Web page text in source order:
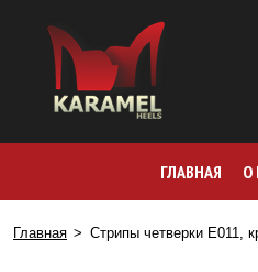
ГЛАВНАЯ О
Главная Стрипы четверки Е011,